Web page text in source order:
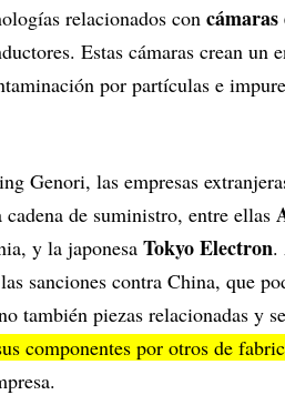
relacionados con cámaras
Estas cámaras crean un
por partículas e
Genori, las empresas
de suministro, entre ellas
y la japonesa Tokyo Electron.
sanciones contra China, que
también piezas relacionadas y
componentes por otros de